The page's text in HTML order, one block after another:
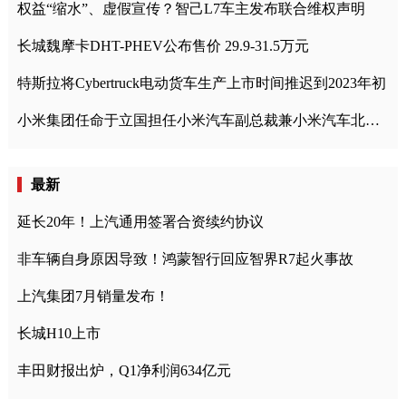
权益“缩水”、虚假宣传？智己L7车主发布联合维权声明
长城魏摩卡DHT-PHEV公布售价 29.9-31.5万元
特斯拉将Cybertruck电动货车生产上市时间推迟到2023年初
小米集团任命于立国担任小米汽车副总裁兼小米汽车北京总部政委
最新
延长20年！上汽通用签署合资续约协议
非车辆自身原因导致！鸿蒙智行回应智界R7起火事故
上汽集团7月销量发布！
长城H10上市
丰田财报出炉，Q1净利润634亿元